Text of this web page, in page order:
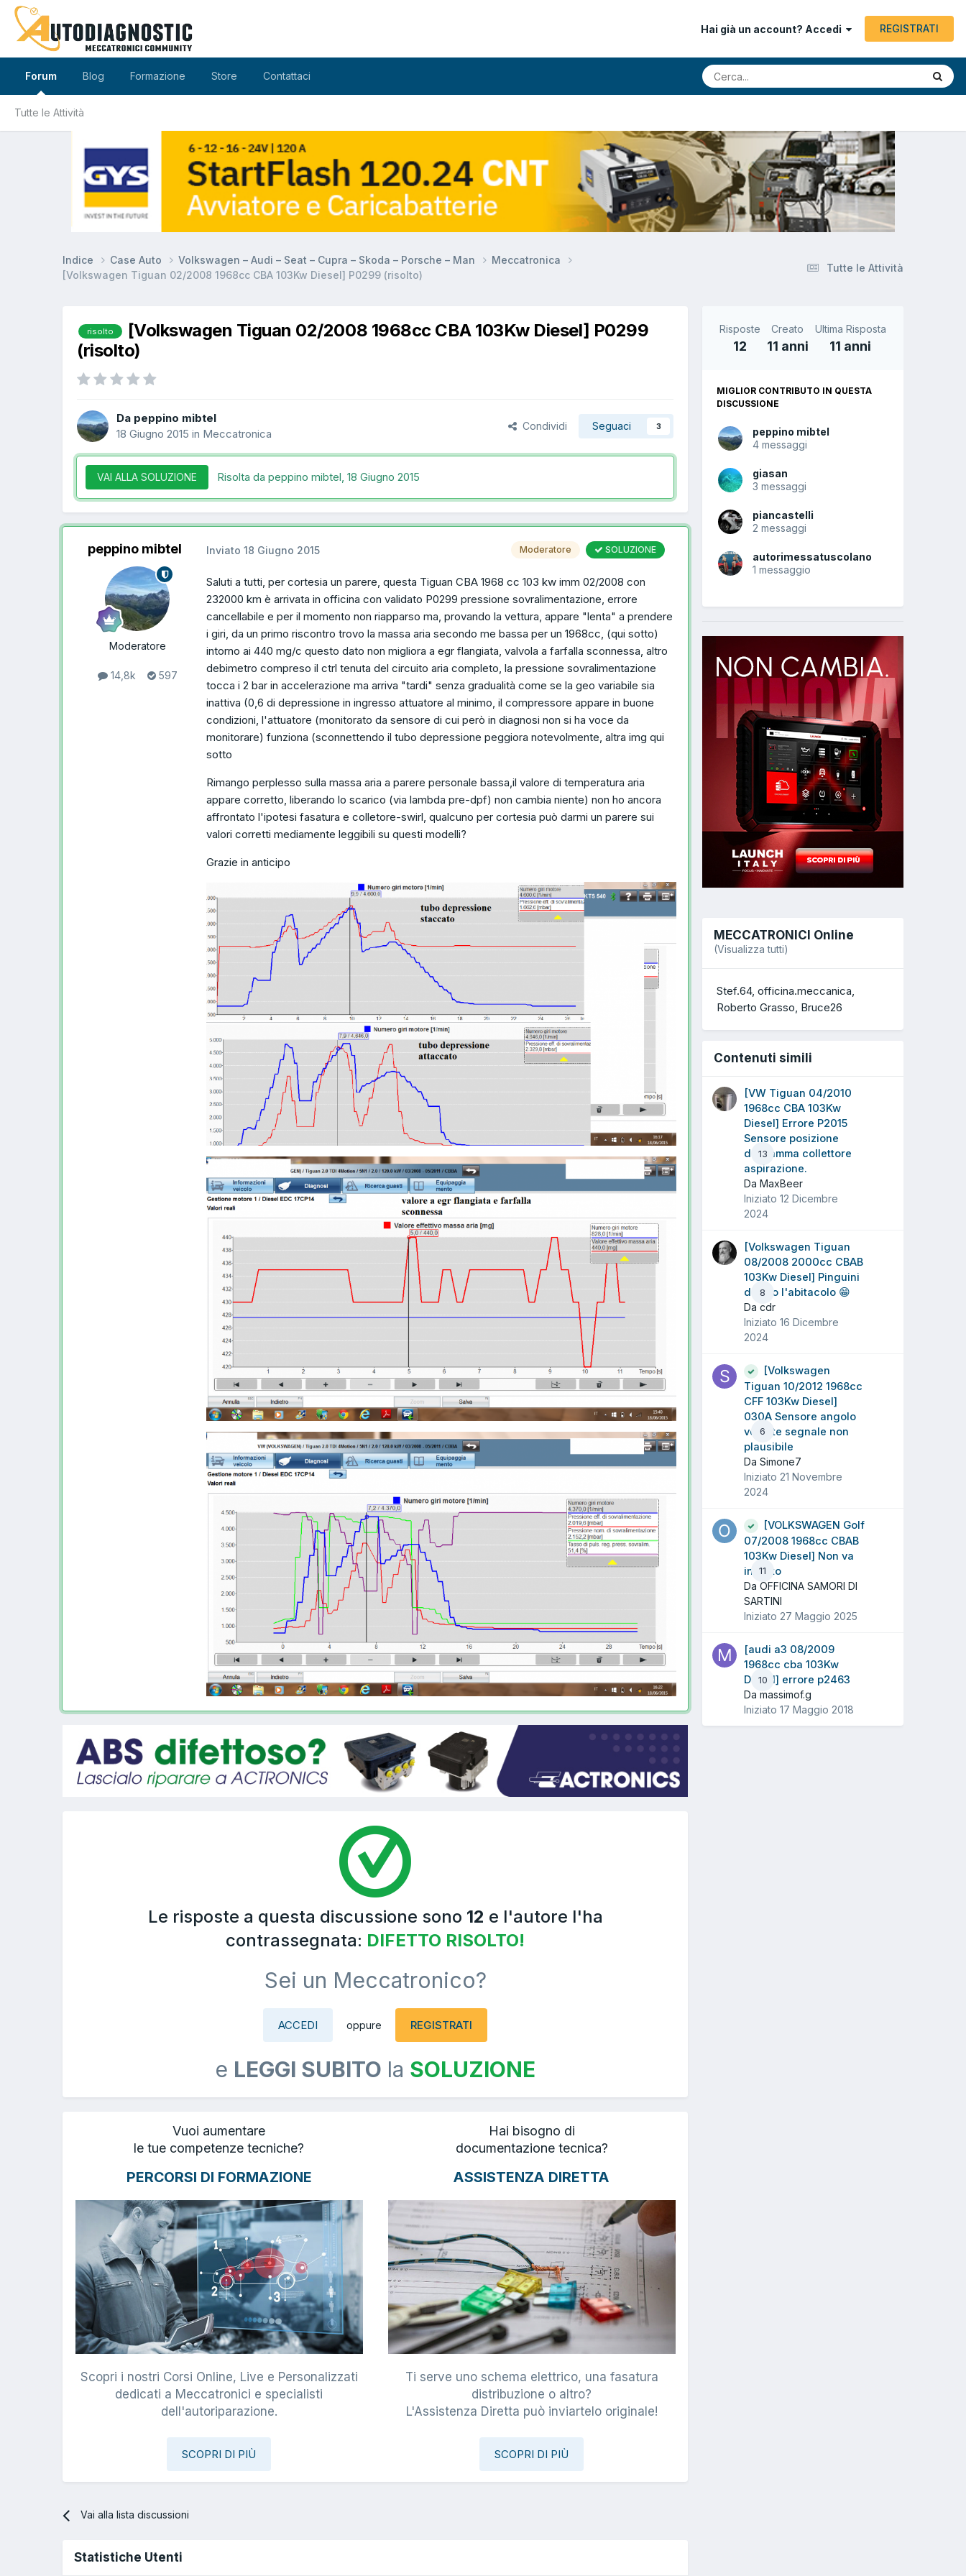
Hai già un account? Accedi REGISTRATI
Forum
Tutte le Attività
Blog Formazione Store Contattaci
Tutte le Attività
Indice Case Auto Volkswagen – Audi – Seat – Cupra – Skoda – Porsche – Man
Meccatronica
[Volkswagen Tiguan 02/2008 1968cc CBA 103Kw Diesel] P0299 (risolto)
risolto
[Volkswagen Tiguan 02/2008 1968cc CBA 103Kw Diesel] P0299
(risolto)
Da peppino mibtel
18 Giugno 2015 in Meccatronica
Condividi Seguaci 3
VAI ALLA SOLUZIONE Risolta da peppino mibtel, 18 Giugno 2015
peppino mibtel
Moderatore
14,8k 597
Moderatore SOLUZIONE
Inviato 18 Giugno 2015
Saluti a tutti, per cortesia un parere, questa Tiguan CBA 1968 cc 103 kw imm 02/2008 con
232000 km è arrivata in officina con validato P0299 pressione sovralimentazione, errore
cancellabile e per il momento non riapparso ma, provando la vettura, appare "lenta" a prendere
i giri, da un primo riscontro trovo la massa aria secondo me bassa per un 1968cc, (qui sotto)
intorno ai 440 mg/c questo dato non migliora a egr flangiata, valvola a farfalla sconnessa, altro
debimetro compreso il ctrl tenuta del circuito aria completo, la pressione sovralimentazione
tocca i 2 bar in accelerazione ma arriva "tardi" senza gradualità come se la geo variabile sia
inattiva (0,6 di depressione in ingresso attuatore al minimo, il compressore appare in buone
condizioni, l'attuatore (monitorato da sensore di cui però in diagnosi non si ha voce da
monitorare) funziona (sconnettendo il tubo depressione peggiora notevolmente, altra img qui
sotto
Rimango perplesso sulla massa aria a parere personale bassa,il valore di temperatura aria
appare corretto, liberando lo scarico (via lambda pre-dpf) non cambia niente) non ho ancora
affrontato l'ipotesi fasatura e colletore-swirl, qualcuno per cortesia può darmi un parere sui
valori corretti mediamente leggibili su questi modelli?
Grazie in anticipo
Le risposte a questa discussione sono 12 e l'autore l'ha
contrassegnata: DIFETTO RISOLTO!
Sei un Meccatronico?
ACCEDI oppure REGISTRATI
e LEGGI SUBITO la SOLUZIONE
Vuoi aumentare
le tue competenze tecniche?
PERCORSI DI FORMAZIONE
Scopri i nostri Corsi Online, Live e Personalizzati
dedicati a Meccatronici e specialisti
dell'autoriparazione.
SCOPRI DI PIÙ
Hai bisogno di
documentazione tecnica?
ASSISTENZA DIRETTA
Ti serve uno schema elettrico, una fasatura
distribuzione o altro?
L'Assistenza Diretta può inviartelo originale!
SCOPRI DI PIÙ
Vai alla lista discussioni
Statistiche Utenti
Risposte
12
Creato
11 anni
Ultima Risposta
11 anni
MIGLIOR CONTRIBUTO IN QUESTA
DISCUSSIONE
peppino mibtel
4 messaggi
giasan
3 messaggi
piancastelli
2 messaggi
autorimessatuscolano
1 messaggio
MECCATRONICI Online
(Visualizza tutti)
Stef.64 officina.meccanica
Roberto Grasso Bruce26
Contenuti simili
13
[VW Tiguan 04/2010
1968cc CBA 103Kw
Diesel] Errore P2015
Sensore posizione
diaframma collettore
aspirazione.
Da MaxBeer
Iniziato 12 Dicembre
2024
8
[Volkswagen Tiguan
08/2008 2000cc CBAB
103Kw Diesel] Pinguini
dentro l'abitacolo 😁
Da cdr
Iniziato 16 Dicembre
2024
6
[Volkswagen
Tiguan 10/2012 1968cc
CFF 103Kw Diesel]
030A Sensore angolo
volante segnale non
plausibile
Da Simone7
Iniziato 21 Novembre
2024
11
[VOLKSWAGEN Golf
07/2008 1968cc CBAB
103Kw Diesel] Non va
in moto
Da OFFICINA SAMORI DI
SARTINI
Iniziato 27 Maggio 2025
10
[audi a3 08/2009
1968cc cba 103Kw
Diesel] errore p2463
Da massimof.g
Iniziato 17 Maggio 2018